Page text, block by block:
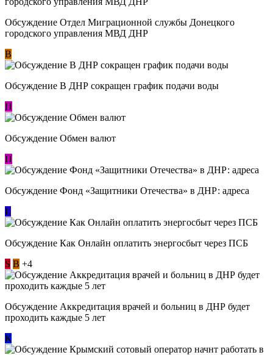
Обсуждение Отдел Миграционной службы Донецкого
городского управления МВД ДНР
В
Обсуждение В ДНР сокращен график подачи воды
П
Обсуждение Обмен валют
П
Обсуждение Фонд «Защитники Отечества» в ДНР: адреса
L
Обсуждение ​Как Онлайн оплатить энергосбыт через ПСБ
S В +4
Обсуждение Аккредитация врачей и больниц в ДНР будет
проходить каждые 5 лет
К